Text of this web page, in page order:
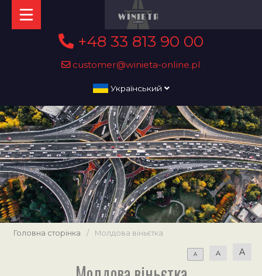
+48 33 813 90 00
customer@winieta-online.pl
Український
Головна сторінка / Молдова віньєтка
A A A